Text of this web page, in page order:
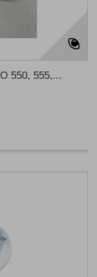
550, 555,...